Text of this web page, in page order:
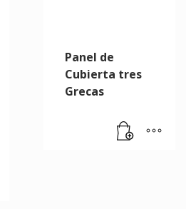
Panel de
Cubierta tres
Grecas